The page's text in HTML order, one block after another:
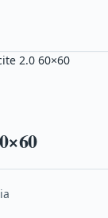
2.0 60×60